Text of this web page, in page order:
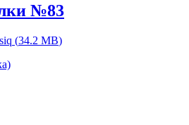
№83
(34.2 MB)